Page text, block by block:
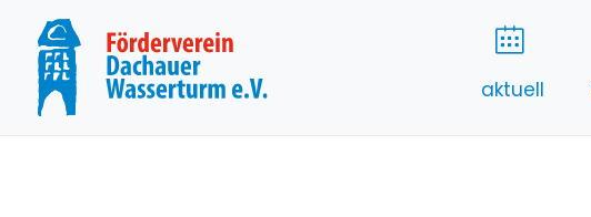
aktuell